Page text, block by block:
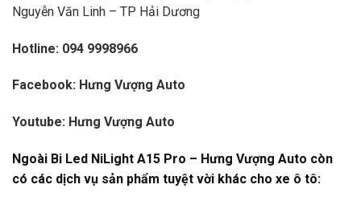
Nguyễn Văn Linh – TP Hải Dương
Hotline: 094 9998966
Facebook: Hưng Vượng Auto
Youtube: Hưng Vượng Auto
Ngoài Bi Led NiLight A15 Pro – Hưng Vượng Auto còn
có các dịch vụ sản phẩm tuyệt vời khác cho xe ô tô: